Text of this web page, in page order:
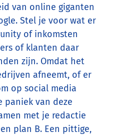
van online giganten
Stel je voor wat er
of inkomsten
of klanten daar
zijn. Omdat het
afneemt, of er
op social media
paniek van deze
met je redactie
plan B. Een pittige,